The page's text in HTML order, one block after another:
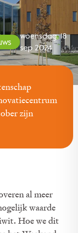
woensdag, 18
sep 2024
zijn
al meer
waarde
Hoe we dit